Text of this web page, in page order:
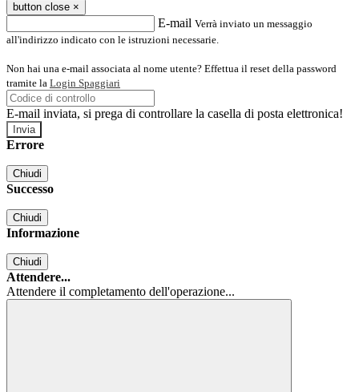
button close ×
E-mail Verrà inviato un messaggio
all'indirizzo indicato con le istruzioni necessarie.
Non hai una e-mail associata al nome utente? Effettua il reset della password
tramite la Login Spaggiari
E-mail inviata, si prega di controllare la casella di posta elettronica!
Errore
Chiudi
Successo
Chiudi
Informazione
Chiudi
Attendere...
Attendere il completamento dell'operazione...